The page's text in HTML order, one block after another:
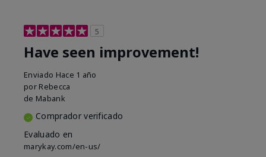
5
Have seen improvement!
Enviado Hace 1 año
por Rebecca
de Mabank
Comprador verificado
Evaluado en
marykay.com/en-us/